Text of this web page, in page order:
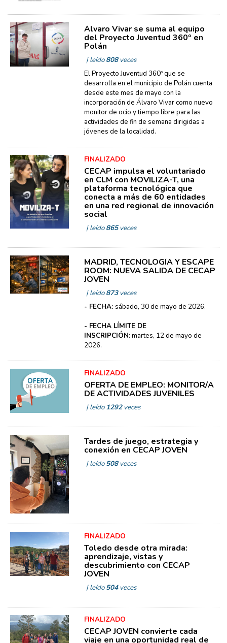
Álvaro Vivar se suma al equipo
del Proyecto Juventud 360º en
Polán
| leído808veces
El Proyecto Juventud 360º que se
desarrolla en el municipio de Polán cuenta
desde este mes de mayo con la
incorporación de Álvaro Vivar como nuevo
monitor de ocio y tiempo libre para las
actividades de fin de semana dirigidas a
jóvenes de la localidad.
FINALIZADO
CECAP impulsa el voluntariado
en CLM con MOVILIZA-T, una
plataforma tecnológica que
conecta a más de 60 entidades
en una red regional de innovación
social
| leído865veces
MADRID, TECNOLOGÍA Y ESCAPE
ROOM: NUEVA SALIDA DE CECAP
JOVEN
| leído873veces
- FECHA: sábado, 30 de mayo de 2026.
- FECHA LÍMITE DE
INSCRIPCIÓN:martes, 12 de mayo de
2026.
FINALIZADO
OFERTA DE EMPLEO: MONITOR/A
DE ACTIVIDADES JUVENILES
| leído1292veces
Tardes de juego, estrategia y
conexión en CECAP JOVEN
| leído508veces
FINALIZADO
Toledo desde otra mirada:
aprendizaje, vistas y
descubrimiento con CECAP
JOVEN
| leído504veces
FINALIZADO
CECAP JOVEN convierte cada
viaje en una oportunidad real de